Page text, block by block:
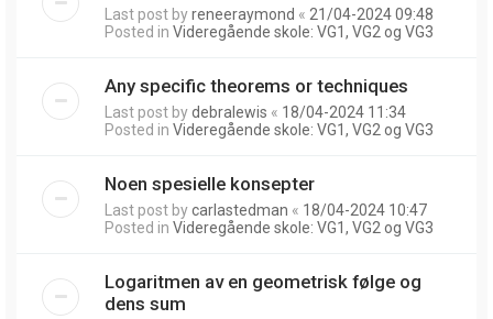
Last post byreneeraymond « 21/04-2024 09:48
Posted in Videregående skole: VG1, VG2 og VG3
Any specific theorems or techniques
Last post bydebralewis « 18/04-2024 11:34
Posted in Videregående skole: VG1, VG2 og VG3
Noen spesielle konsepter
Last post bycarlastedman « 18/04-2024 10:47
Posted in Videregående skole: VG1, VG2 og VG3
Logaritmen av en geometrisk følge og
dens sum